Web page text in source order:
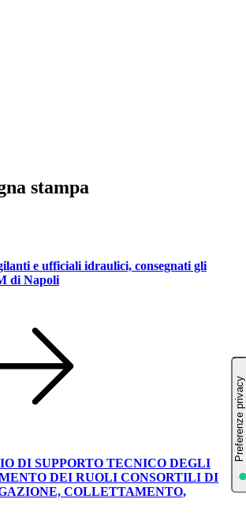
stampa
e ufficiali idraulici, consegnati gli
di Napoli
DI SUPPORTO TECNICO DEGLI
DEI RUOLI CONSORTILI DI
COLLETTAMENTO,